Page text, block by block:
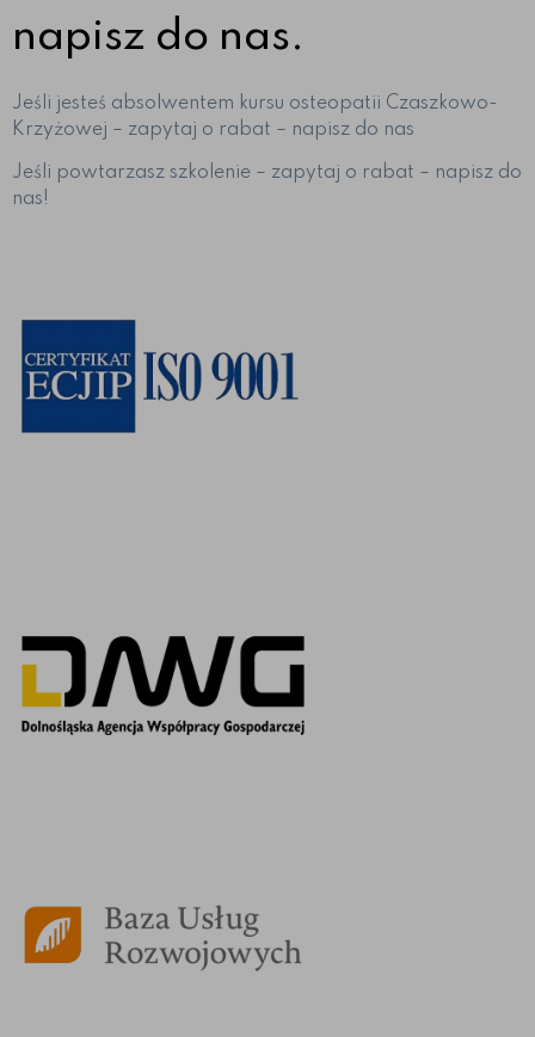
napisz do nas.
Jeśli jesteś absolwentem kursu osteopatii Czaszkowo-
Krzyżowej – zapytaj o rabat – napisz do nas
Jeśli powtarzasz szkolenie – zapytaj o rabat – napisz do
nas!